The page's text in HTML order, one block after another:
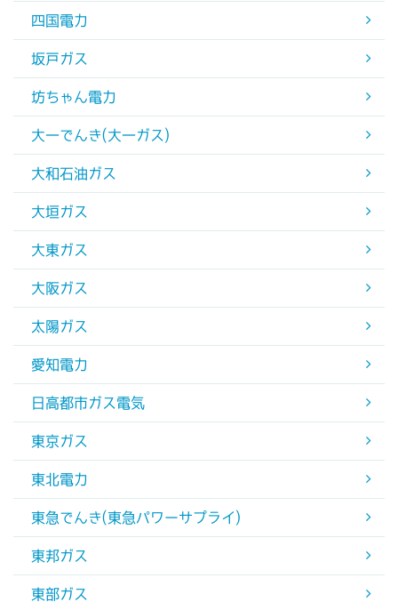
四国電力
坂戸ガス
坊ちゃん電力
大一でんき(大一ガス)
大和石油ガス
大垣ガス
大東ガス
大阪ガス
太陽ガス
愛知電力
日高都市ガス電気
東京ガス
東北電力
東急でんき(東急パワーサプライ)
東邦ガス
東部ガス